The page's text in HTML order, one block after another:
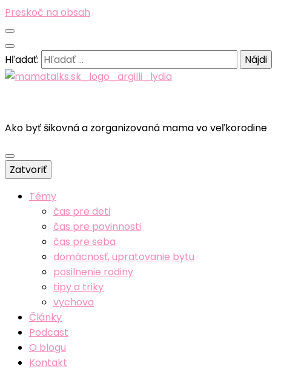
Preskoč na obsah
Hľadať:
Ako byť šikovná a zorganizovaná mama vo veľkorodine
Zatvoriť
Témy
čas pre deti
čas pre povinnosti
čas pre seba
domácnosť, upratovanie bytu
posilnenie rodiny
tipy a triky
vychova
Články
Podcast
O blogu
Kontakt